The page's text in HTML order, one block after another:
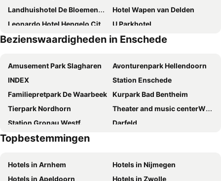
Landhuishotel De Bloemenbeek
Hotel Wapen van Delden
Leonardo Hotel Hengelo City Center
U Parkhotel
Van der Valk Hotel Hengelo
Hotel Restaurant Sevenster
Landgoed De Wilmersberg
Hotel Erve Hulsbeek
Hotel de Grote Zwaan
Hotel Het Landhuis
Landhotel Waldseiter Hof
Landgoed Hotel & Restaurant Carelshaven
Hotel De Schout
Hotel Restaurant Fritz
The Urban Hotel Moloko
Hotel Jachtlust
Hotel & Lodges Erve Bruggert
Huize Hölterhof Wellness Hotel Restaurant
De Zwaan Delden
Bezienswaardigheden in Enschede
Amusement Park Slagharen
Avonturenpark Hellendoorn
INDEX
Station Enschede
Familiepretpark De Waarbeek
Kurpark Bad Bentheim
Tierpark Nordhorn
Theater and music centerWilmink
Station Gronau Westf.
Darfeld
Enschedesemarkt
Haarmühle
Heimathaus Bevergern
Topbestemmingen
Hotels in Arnhem
Hotels in Nijmegen
Hotels in Apeldoorn
Hotels in Zwolle